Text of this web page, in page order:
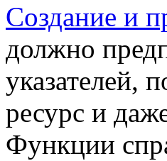
Создание и
должно
указателей,
ресурс и
Функции